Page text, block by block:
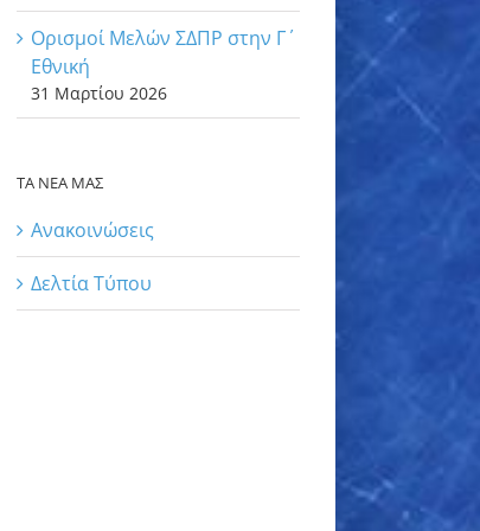
Ορισμοί Μελών ΣΔΠΡ στην Γ΄
Εθνική
31 Μαρτίου 2026
ΤΑ ΝΕΑ ΜΑΣ
Ανακοινώσεις
Δελτία Τύπου